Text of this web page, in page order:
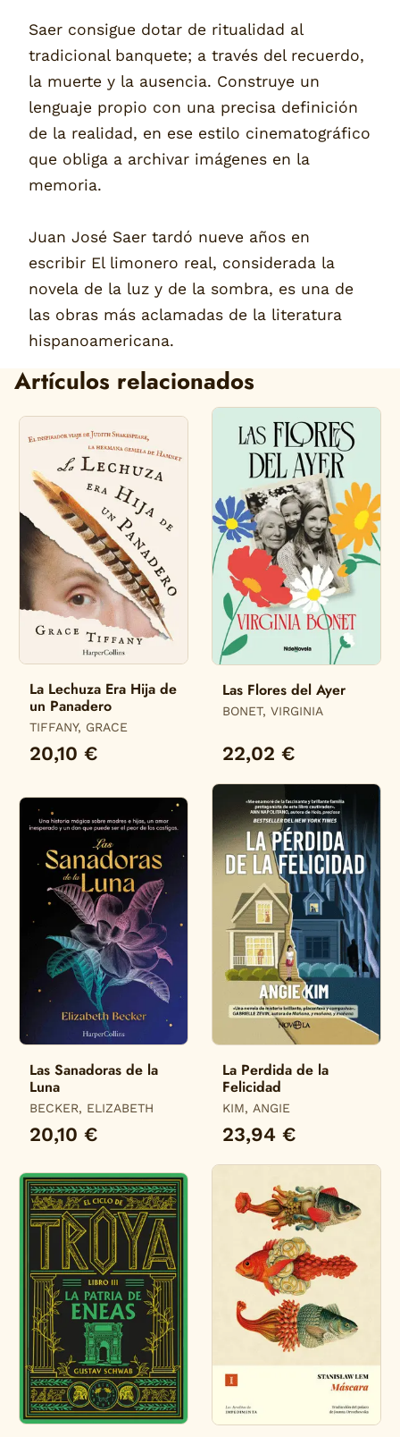
Saer consigue dotar de ritualidad al
tradicional banquete; a través del recuerdo,
la muerte y la ausencia. Construye un
lenguaje propio con una precisa definición
de la realidad, en ese estilo cinematográfico
que obliga a archivar imágenes en la
memoria.
Juan José Saer tardó nueve años en
escribir El limonero real, considerada la
novela de la luz y de la sombra, es una de
las obras más aclamadas de la literatura
hispanoamericana.
Artículos relacionados
La Lechuza Era Hija de
un Panadero
TIFFANY, GRACE
20,10 €
Las Flores del Ayer
BONET, VIRGINIA
22,02 €
Las Sanadoras de la
Luna
BECKER, ELIZABETH
20,10 €
La Perdida de la
Felicidad
KIM, ANGIE
23,94 €